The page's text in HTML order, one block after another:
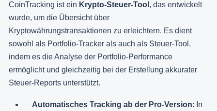
CoinTracking ist ein Krypto-Steuer-Tool , das entwickelt
wurde, um die Übersicht über
Kryptowährungstransaktionen zu erleichtern. Es dient
sowohl als Portfolio-Tracker als auch als Steuer-Tool,
indem es die Analyse der Portfolio-Performance
ermöglicht und gleichzeitig bei der Erstellung akkurater
Steuer-Reports unterstützt.
Automatisches Tracking ab der Pro-Version: In